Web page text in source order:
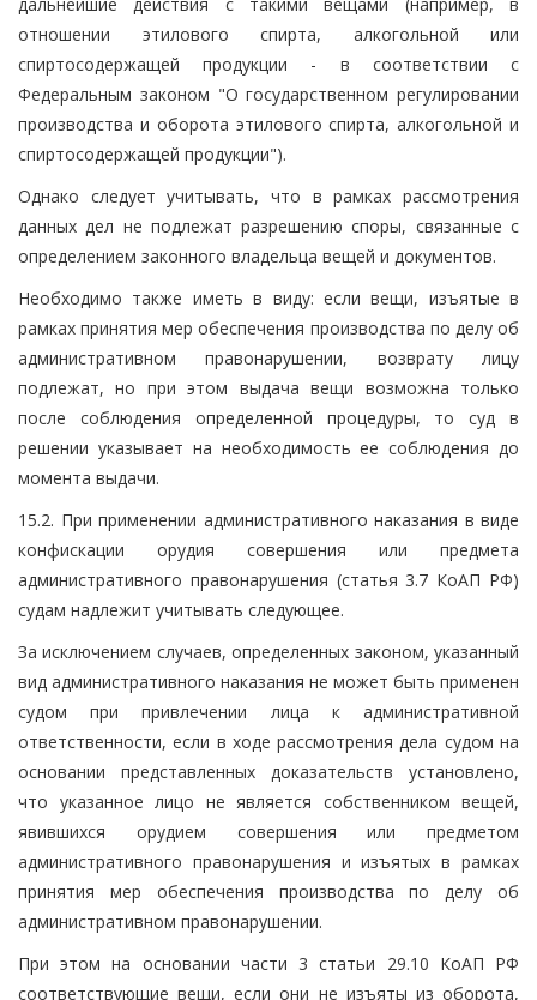
отношении этилового спирта, алкогольной или
спиртосодержащей продукции - в соответствии с
Федеральным законом "О государственном регулировании
производства и оборота этилового спирта, алкогольной и
спиртосодержащей продукции").
Однако следует учитывать, что в рамках рассмотрения
данных дел не подлежат разрешению споры, связанные с
определением законного владельца вещей и документов.
Необходимо также иметь в виду: если вещи, изъятые в
рамках принятия мер обеспечения производства по делу об
административном правонарушении, возврату лицу
подлежат, но при этом выдача вещи возможна только
после соблюдения определенной процедуры, то суд в
решении указывает на необходимость ее соблюдения до
момента выдачи.
15.2. При применении административного наказания в виде
конфискации орудия совершения или предмета
административного правонарушения (статья 3.7 КоАП РФ)
судам надлежит учитывать следующее.
За исключением случаев, определенных законом, указанный
вид административного наказания не может быть применен
судом при привлечении лица к административной
ответственности, если в ходе рассмотрения дела судом на
основании представленных доказательств установлено,
что указанное лицо не является собственником вещей,
явившихся орудием совершения или предметом
административного правонарушения и изъятых в рамках
принятия мер обеспечения производства по делу об
административном правонарушении.
При этом на основании части 3 статьи 29.10 КоАП РФ
соответствующие вещи, если они не изъяты из оборота,